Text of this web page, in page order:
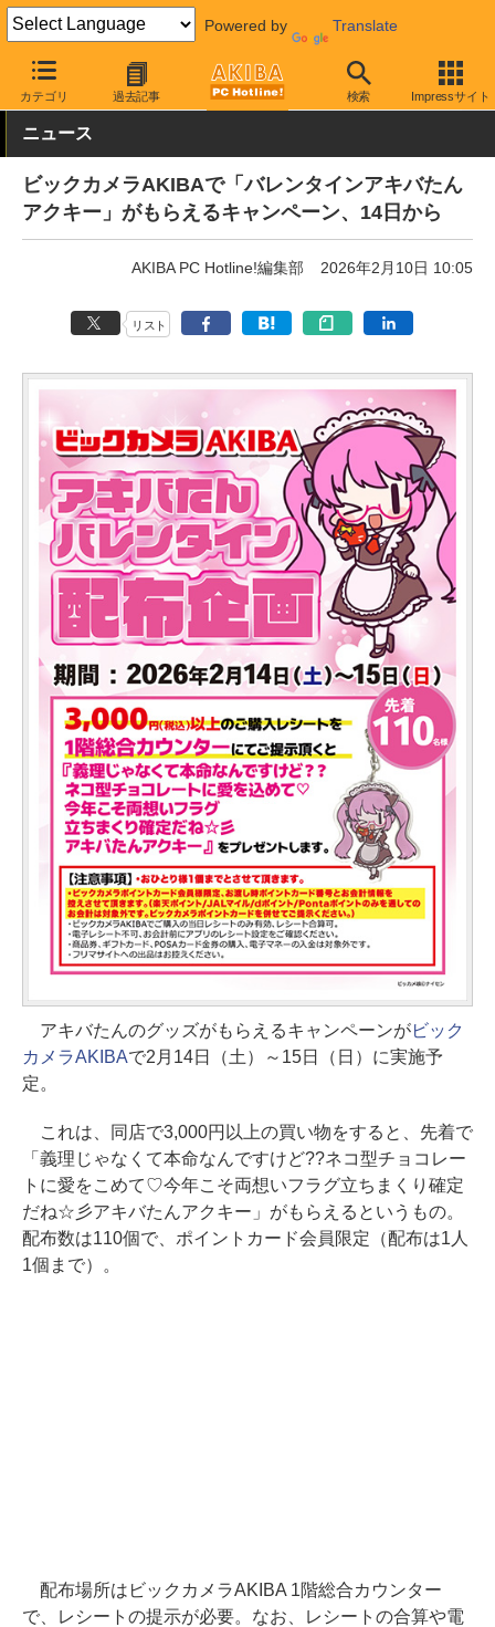
Powered by Translate
カテゴリ 過去記事 検索 Impressサイト
AKIBA PC Hotline! 秋葉原情報 キャンペーン情報 配布物
ニュース
ビックカメラAKIBAで「バレンタインアキバたん
アクキー」がもらえるキャンペーン、14日から
AKIBA PC Hotline!編集部 2026年2月10日 10:05
リスト
アキバたんのグッズがもらえるキャンペーンがビック
カメラAKIBAで2月14日（土）～15日（日）に実施予
定。
これは、同店で3,000円以上の買い物をすると、先着で
「義理じゃなくて本命なんですけど??ネコ型チョコレー
トに愛をこめて♡今年こそ両想いフラグ立ちまくり確定
だね☆彡アキバたんアクキー」がもらえるというもの。
配布数は110個で、ポイントカード会員限定（配布は1人
1個まで）。
配布場所はビックカメラAKIBA 1階総合カウンター
で、レシートの提示が必要。なお、レシートの合算や電